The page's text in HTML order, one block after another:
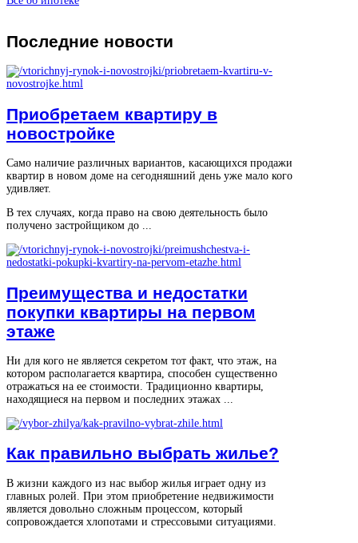
Последние новости
Приобретаем квартиру в
новостройке
Само наличие различных вариантов, касающихся продажи
квартир в новом доме на сегодняшний день уже мало кого
удивляет.
В тех случаях, когда право на свою деятельность было
получено застройщиком до ...
Преимущества и недостатки
покупки квартиры на первом
этаже
Ни для кого не является секретом тот факт, что этаж, на
котором располагается квартира, способен существенно
отражаться на ее стоимости. Традиционно квартиры,
находящиеся на первом и последних этажах ...
Как правильно выбрать жилье?
В жизни каждого из нас выбор жилья играет одну из
главных ролей. При этом приобретение недвижимости
является довольно сложным процессом, который
сопровождается хлопотами и стрессовыми ситуациями.